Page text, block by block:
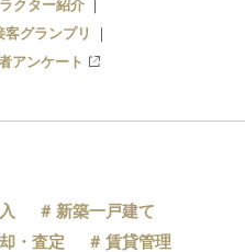
クター紹介
客グランプリ
アンケート
新築一戸建て
・査定
賃貸管理